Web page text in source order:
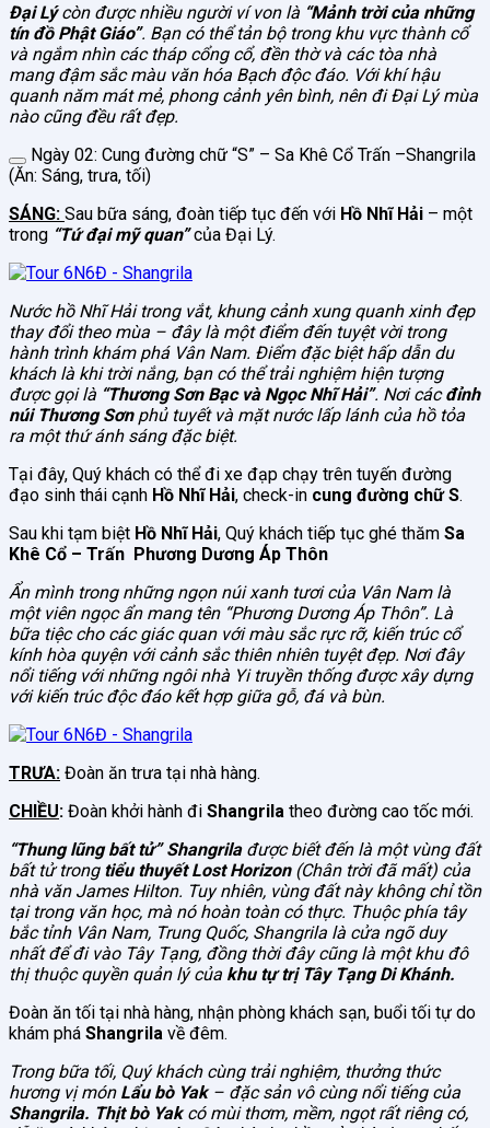
Đại Lýcòn được nhiều người ví von là “Mảnh trời của những
tín đồ Phật Giáo”. Bạn có thể tản bộ trong khu vực thành cổ
và ngắm nhìn các tháp cổng cổ, đền thờ và các tòa nhà
mang đậm sắc màu văn hóa Bạch độc đáo. Với khí hậu
quanh năm mát mẻ, phong cảnh yên bình, nên đi Đại Lý mùa
nào cũng đều rất đẹp.
Ngày 02: Cung đường chữ “S” – Sa Khê Cổ Trấn –Shangrila
(Ăn: Sáng, trưa, tối)
SÁNG: Sau bữa sáng, đoàn tiếp tục đến với Hồ Nhĩ Hải – một
trong “Tứ đại mỹ quan”của Đại Lý.
Nước hồ Nhĩ Hải trong vắt, khung cảnh xung quanh xinh đẹp
thay đổi theo mùa – đây là một điểm đến tuyệt vời trong
hành trình khám phá Vân Nam. Điểm đặc biệt hấp dẫn du
khách là khi trời nắng, bạn có thể trải nghiệm hiện tượng
được gọi là “Thương Sơn Bạc và Ngọc Nhĩ Hải”. Nơi cácđỉnh
núi Thương Sơn phủ tuyết và mặt nước lấp lánh của hồ tỏa
ra một thứ ánh sáng đặc biệt.
Tại đây, Quý khách có thể đi xe đạp chạy trên tuyến đường
đạo sinh thái cạnh Hồ Nhĩ Hải, check-in cung đường chữ S.
Sau khi tạm biệt Hồ Nhĩ Hải, Quý khách tiếp tục ghé thăm Sa
Khê Cổ – Trấn Phương Dương Áp Thôn
Ẩn mình trong những ngọn núi xanh tươi của Vân Nam là
một viên ngọc ẩn mang tên “Phương Dương Áp Thôn”. Là
bữa tiệc cho các giác quan với màu sắc rực rỡ, kiến trúc cổ
kính hòa quyện với cảnh sắc thiên nhiên tuyệt đẹp. Nơi đây
nổi tiếng với những ngôi nhà Yi truyền thống được xây dựng
với kiến trúc độc đáo kết hợp giữa gỗ, đá và bùn.
TRƯA: Đoàn ăn trưa tại nhà hàng.
CHIỀU: Đoàn khởi hành đi Shangrila theo đường cao tốc mới.
“Thung lũng bất tử” Shangrilađược biết đến là một vùng đất
bất tử trong tiểu thuyết Lost Horizon(Chân trời đã mất) của
nhà văn James Hilton. Tuy nhiên, vùng đất này không chỉ tồn
tại trong văn học, mà nó hoàn toàn có thực. Thuộc phía tây
bắc tỉnh Vân Nam, Trung Quốc, Shangrila là cửa ngõ duy
nhất để đi vào Tây Tạng, đồng thời đây cũng là một khu đô
thị thuộc quyền quản lý của khu tự trị Tây Tạng Di Khánh.
Đoàn ăn tối tại nhà hàng, nhận phòng khách sạn, buổi tối tự do
khám phá Shangrila về đêm.
Trong bữa tối, Quý khách cùng trải nghiệm, thưởng thức
hương vị món Lẩu bò Yak– đặc sản vô cùng nổi tiếng của
Shangrila. Thịt bò Yakcó mùi thơm, mềm, ngọt rất riêng có,